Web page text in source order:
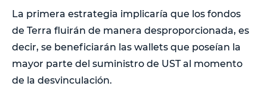
La primera estrategia implicaría que los fondos
de Terra fluirán de manera desproporcionada, es
decir, se beneficiarán las wallets que poseían la
mayor parte del suministro de UST al momento
de la desvinculación.